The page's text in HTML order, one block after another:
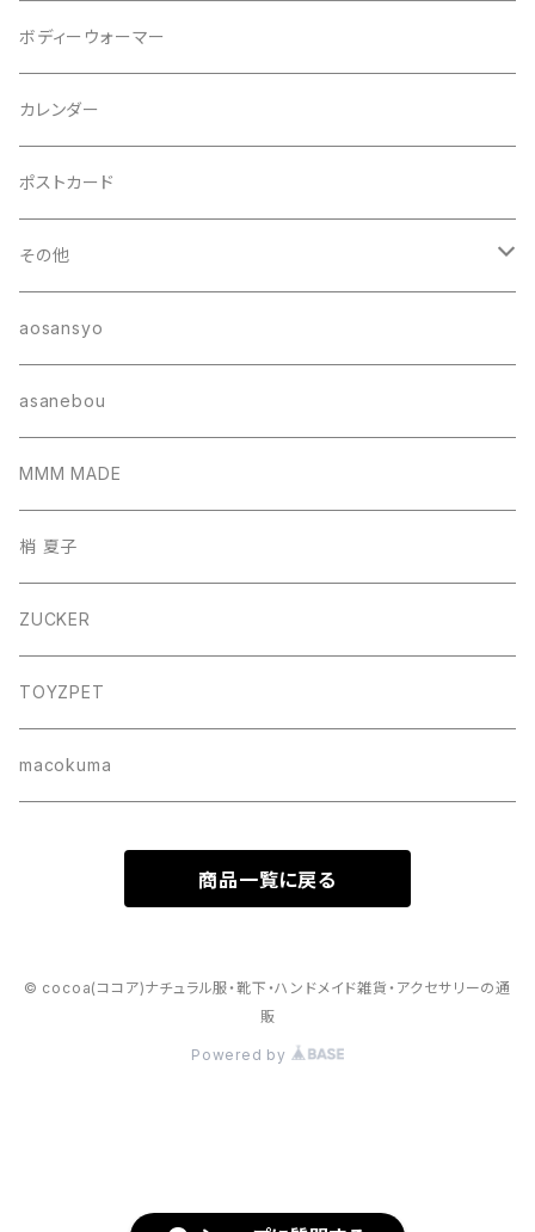
ジャケット
ヘアゴム
ボディーウォーマー
カレンダー
ポストカード
その他
ポーチ
帽子
サコッシュ
巾着バッグ
バッグ
フォトフレーム
懐紙入れ
aosansyo
asanebou
MMM MADE
梢 夏子
ZUCKER
TOYZPET
macokuma
商品一覧に戻る
© cocoa(ココア)ナチュラル服・靴下・ハンドメイド雑貨・アクセサリーの通
販
Powered by